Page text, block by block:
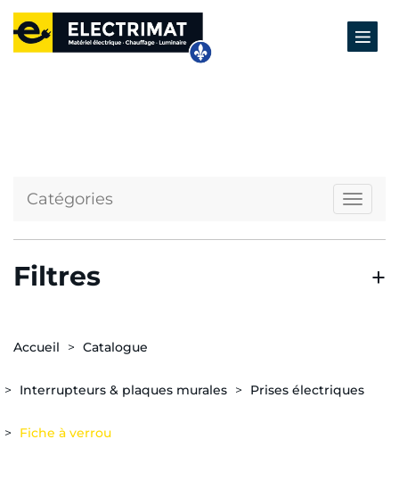
Catégories
Filtres
Accueil Catalogue
Interrupteurs & plaques murales Prises électriques
Fiche à verrou